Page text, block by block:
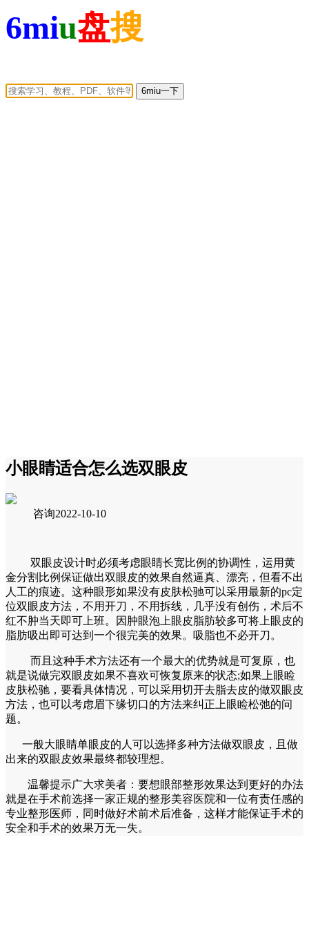
6miu盘搜
6miu一下
小眼睛适合怎么选双眼皮
咨询2022-10-10
双眼皮设计时必须考虑眼睛长宽比例的协调性，运用黄
金分割比例保证做出双眼皮的效果自然逼真、漂亮，但看不出
人工的痕迹。这种眼形如果没有皮肤松驰可以采用最新的pc定
位双眼皮方法，不用开刀，不用拆线，几乎没有创伤，术后不
红不肿当天即可上班。因肿眼泡上眼皮脂肪较多可将上眼皮的
脂肪吸出即可达到一个很完美的效果。吸脂也不必开刀。
而且这种手术方法还有一个最大的优势就是可复原，也
就是说做完双眼皮如果不喜欢可恢复原来的状态;如果上眼睑
皮肤松驰，要看具体情况，可以采用切开去脂去皮的做双眼皮
方法，也可以考虑眉下缘切口的方法来纠正上眼睑松弛的问
题。
一般大眼睛单眼皮的人可以选择多种方法做双眼皮，且做
出来的双眼皮效果最终都较理想。
温馨提示广大求美者：要想眼部整形效果达到更好的办法
就是在手术前选择一家正规的整形美容医院和一位有责任感的
专业整形医师，同时做好术前术后准备，这样才能保证手术的
安全和手术的效果万无一失。